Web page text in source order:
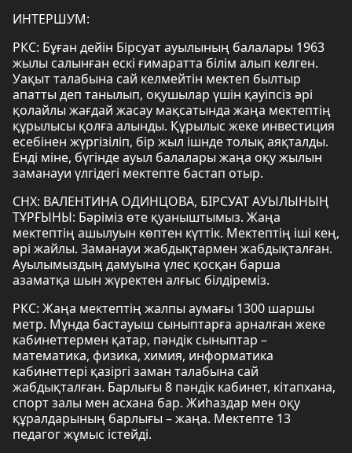
ИНТЕРШУМ:
РКС: Бұған дейін Бірсуат ауылының балалары 1963
жылы салынған ескі ғимаратта білім алып келген.
Уақыт талабына сай келмейтін мектеп былтыр
апатты деп танылып, оқушылар үшін қауіпсіз әрі
қолайлы жағдай жасау мақсатында жаңа мектептің
құрылысы қолға алынды. Құрылыс жеке инвестиция
есебінен жүргізіліп, бір жыл ішнде толық аяқталды.
Енді міне, бүгінде ауыл балалары жаңа оқу жылын
заманауи үлгідегі мектепте бастап отыр.
СНХ: ВАЛЕНТИНА ОДИНЦОВА, БІРСУАТ АУЫЛЫНЫҢ
ТҰРҒЫНЫ: Бәріміз өте қуаныштымыз. Жаңа
мектептің ашылуын көптен күттік. Мектептің іші кең,
әрі жайлы. Заманауи жабдықтармен жабдықталған.
Ауылымыздың дамуына үлес қосқан барша
азаматқа шын жүректен алғыс білдіреміз.
РКС: Жаңа мектептің жалпы аумағы 1300 шаршы
метр. Мұнда бастауыш сыныптарға арналған жеке
кабинеттермен қатар, пәндік сыныптар –
математика, физика, химия, информатика
кабинеттері қазіргі заман талабына сай
жабдықталған. Барлығы 8 пәндік кабинет, кітапхана,
спорт залы мен асхана бар. Жиһаздар мен оқу
құралдарының барлығы – жаңа. Мектепте 13
педагог жұмыс істейді.